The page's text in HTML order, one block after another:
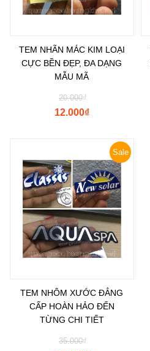
TEM NHÃN MÁC KIM LOẠI
CỰC BỀN ĐẸP, ĐA DẠNG
MẪU MÃ
₫
20.000
₫
12.000
Sale
TEM NHÔM XƯỚC ĐẲNG
CẤP HOÀN HẢO ĐẾN
TỪNG CHI TIẾT
₫
35.000